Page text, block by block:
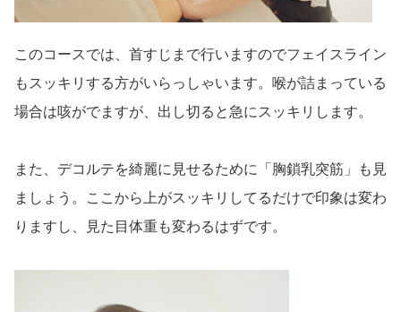
このコースでは、首すじまで行いますのでフェイスライン
もスッキリする方がいらっしゃいます。喉が詰まっている
場合は咳がでますが、出し切ると急にスッキリします。
また、デコルテを綺麗に見せるために「胸鎖乳突筋」も見
ましょう。ここから上がスッキリしてるだけで印象は変わ
りますし、見た目体重も変わるはずです。